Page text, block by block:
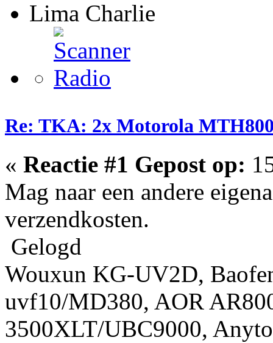
Lima Charlie
Re: TKA: 2x Motorola MTH800
« Reactie #1 Gepost op:
Mag naar een andere
verzendkosten.
Gelogd
Wouxun KG-UV2D,
uvf10/MD380, AOR
3500XLT/UBC9000,